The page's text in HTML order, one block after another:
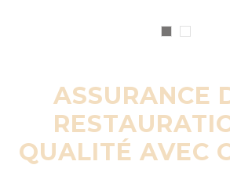
ASSURANCE
QUALITÉ AVEC